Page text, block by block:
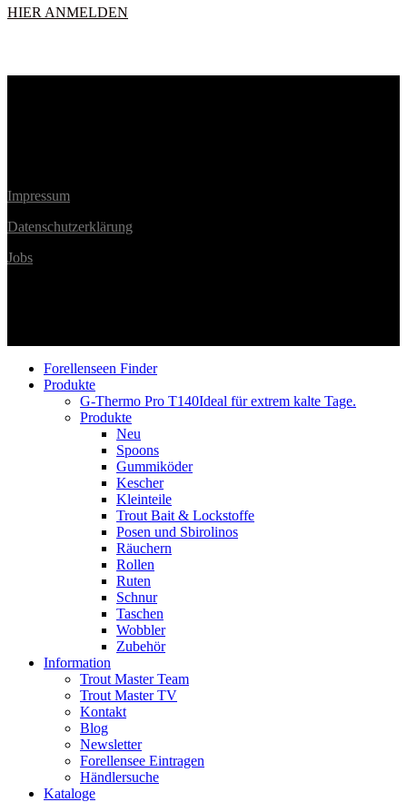
HIER ANMELDEN
Impressum
Datenschutzerklärung
Jobs
Close
Menu
Forellenseen Finder
Produkte
G-Thermo Pro T140Ideal für extrem kalte Tage.
Produkte
Neu
Spoons
Gummiköder
Kescher
Kleinteile
Trout Bait & Lockstoffe
Posen und Sbirolinos
Räuchern
Rollen
Ruten
Schnur
Taschen
Wobbler
Zubehör
Information
Trout Master Team
Trout Master TV
Kontakt
Blog
Newsletter
Forellensee Eintragen
Händlersuche
Kataloge